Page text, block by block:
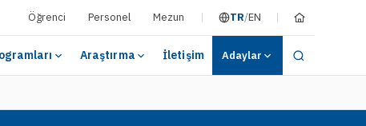
Öğrenci Personel Mezun TR/EN
Araştırma İletişim Adaylar